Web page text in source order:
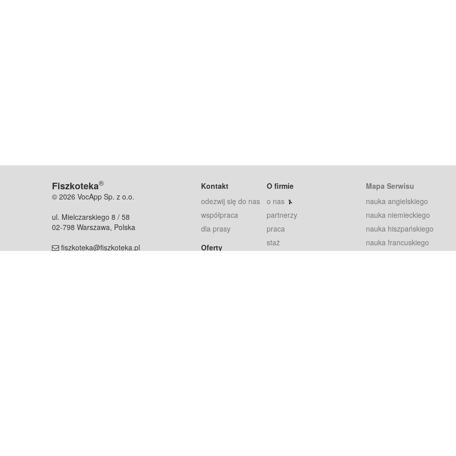
Fiszkoteka®
© 2026 VocApp Sp. z o.o.
ul. Mielczarskiego 8 / 58
02-798 Warszawa, Polska
fiszkoteka@fiszkoteka.pl
Kontakt
odezwij się do nas
współpraca
dla prasy
Oferty
O firmie
o nas
partnerzy
praca
staż
Mapa Serwisu
nauka angielskiego
nauka niemieckiego
nauka hiszpańskiego
nauka francuskiego